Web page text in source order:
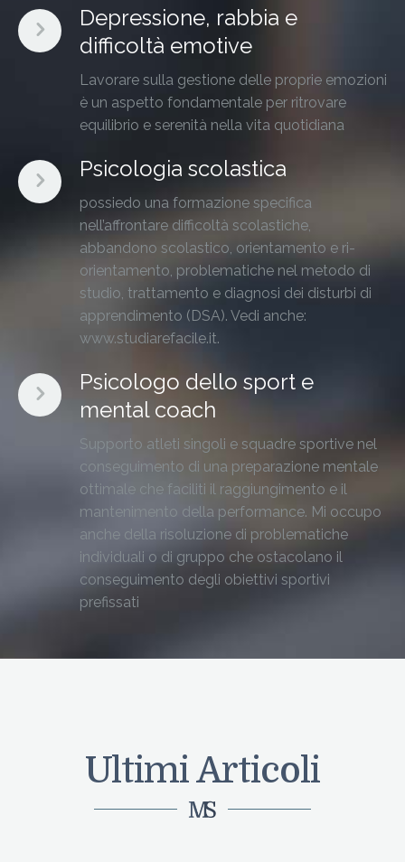
Depressione, rabbia e
difficoltà emotive
Lavorare sulla gestione delle proprie emozioni
è un aspetto fondamentale per ritrovare
equilibrio e serenità nella vita quotidiana
Psicologia scolastica
possiedo una formazione specifica
nell’affrontare difficoltà scolastiche,
abbandono scolastico, orientamento e ri-
orientamento, problematiche nel metodo di
studio, trattamento e diagnosi dei disturbi di
apprendimento (DSA). Vedi anche:
www.studiarefacile.it.
Psicologo dello sport e
mental coach
Supporto atleti singoli e squadre sportive nel
conseguimento di una preparazione mentale
ottimale che faciliti il raggiungimento e il
mantenimento della performance. Mi occupo
anche della risoluzione di problematiche
individuali o di gruppo che ostacolano il
conseguimento degli obiettivi sportivi
prefissati
Ultimi Articoli